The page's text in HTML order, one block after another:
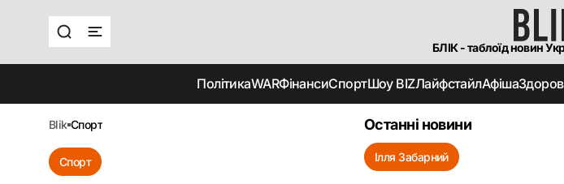
БЛІК - таблоїд новин
ПолітикаWARФінансиСпортШоу BIZЛайфстайлАфіша
blik спорт
Спорт
Останні новини
Ілля Забарний